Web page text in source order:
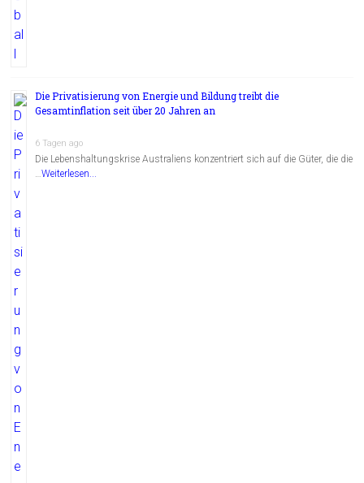
Die Privatisierung von Energie und Bildung treibt die
Gesamtinflation seit über 20 Jahren an
6 Tagen ago
Die Lebenshaltungskrise Australiens konzentriert sich auf die Güter, die die
…Weiterlesen...